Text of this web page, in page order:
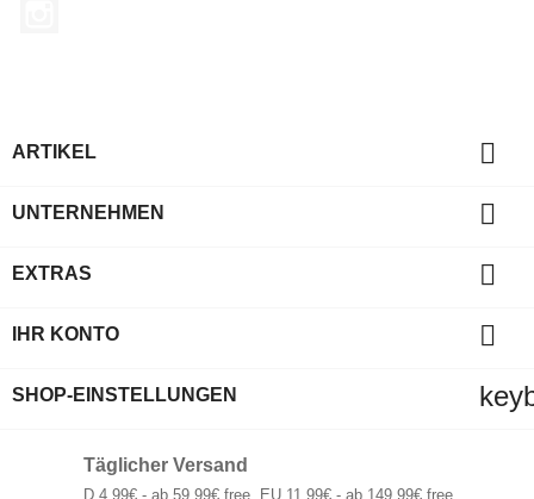
ARTIKEL 
UNTERNEHMEN 
EXTRAS 
IHR KONTO 
SHOP-EINSTELLUNGEN
Täglicher Versand
D 4,99€ - ab 59,99€ free. EU 11,99€ - ab 149,99€ free.